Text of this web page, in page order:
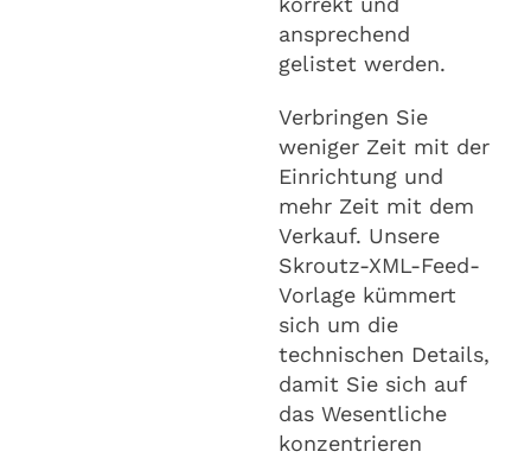
ansprechend
gelistet werden.
Verbringen Sie
weniger Zeit mit der
Einrichtung und
mehr Zeit mit dem
Verkauf. Unsere
Skroutz-XML-Feed-
Vorlage kümmert
sich um die
technischen Details,
damit Sie sich auf
das Wesentliche
konzentrieren